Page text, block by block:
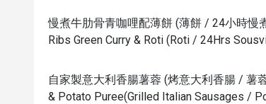
慢煮牛肋骨青咖哩配薄餅 (薄餅 / 24小時慢
Ribs Green Curry & Roti (Roti / 24Hrs
自家製意大利香腸薯蓉 (烤意大利香腸 / 薯
& Potato Puree(Grilled Italian Sausages /